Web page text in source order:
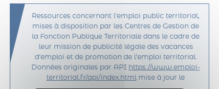
Ressources concernant l'emploi public territorial,
mises à disposition par les Centres de Gestion de
la Fonction Publique Territoriale dans le cadre de
leur mission de publicité légale des vacances
d'emploi et de promotion de l'emploi territorial.
Données originales par API https://www.emploi-
territorial.fr/api/index.htmlmise à jour le